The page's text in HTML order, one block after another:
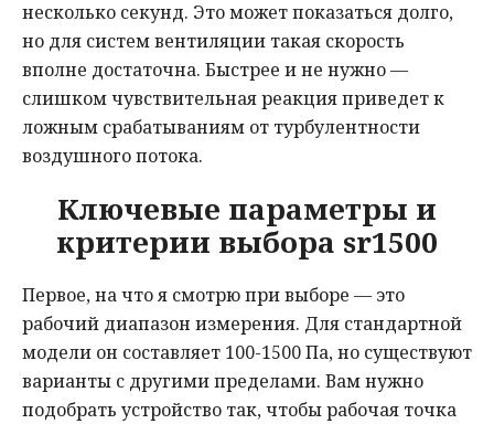
несколько секунд. Это может показаться долго,
но для систем вентиляции такая скорость
вполне достаточна. Быстрее и не нужно —
слишком чувствительная реакция приведет к
ложным срабатываниям от турбулентности
воздушного потока.
Ключевые параметры и
критерии выбора sr1500
Первое, на что я смотрю при выборе — это
рабочий диапазон измерения. Для стандартной
модели он составляет 100-1500 Па, но существуют
варианты с другими пределами. Вам нужно
подобрать устройство так, чтобы рабочая точка